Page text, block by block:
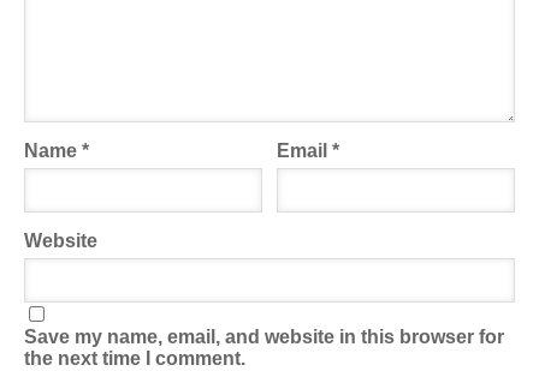
Name * Email*
Website
Save my name, email, and website in this browser for
the next time I comment.